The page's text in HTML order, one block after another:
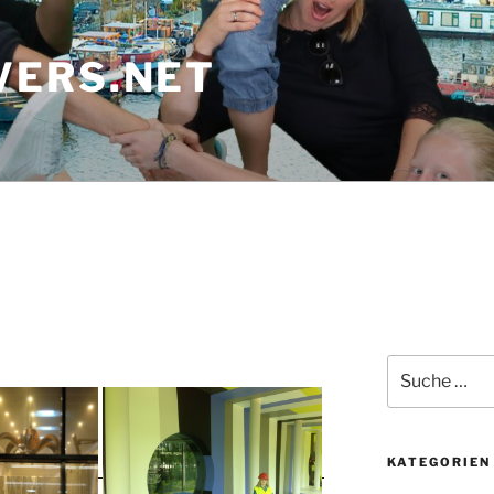
nach:
KATEGORIEN